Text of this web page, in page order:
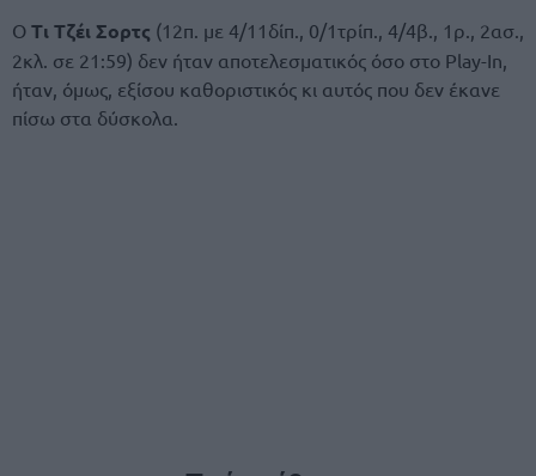
Ο Τι Τζέι Σορτς (12π. με 4/11δίπ., 0/1τρίπ., 4/4β., 1ρ., 2ασ.,
2κλ. σε 21:59) δεν ήταν αποτελεσματικός όσο στο Play-In,
ήταν, όμως, εξίσου καθοριστικός κι αυτός που δεν έκανε
πίσω στα δύσκολα.